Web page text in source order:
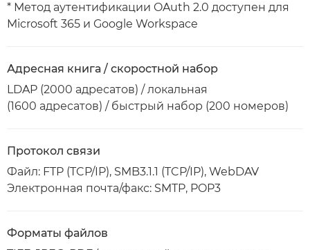
* Метод аутентификации OAuth 2.0 доступен для
Microsoft 365 и Google Workspace
Адресная книга / скоростной набор
LDAP (2000 адресатов) / локальная
(1600 адресатов) / быстрый набор (200 номеров)
Протокол связи
Файл: FTP (TCP/IP), SMB3.1.1 (TCP/IP), WebDAV
Электронная почта/факс: SMTP, POP3
Форматы файлов